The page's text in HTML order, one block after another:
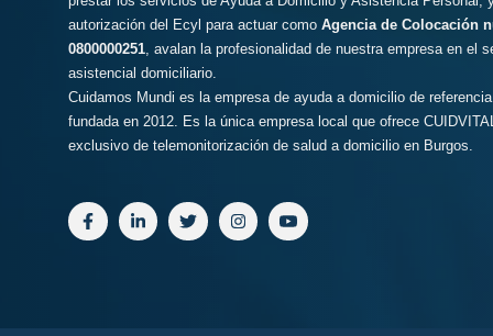
autorización del Ecyl para actuar como Agencia de Colocación
0800000251 , avalan la profesionalidad de nuestra empresa en el
asistencial domiciliario.
Cuidamos Mundi es la empresa de ayuda a domicilio de referencia
fundada en 2012. Es la única empresa local que ofrece
exclusivo de telemonitorización de salud a domicilio en Burgos.